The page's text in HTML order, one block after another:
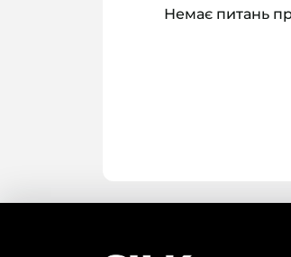
Немає питань